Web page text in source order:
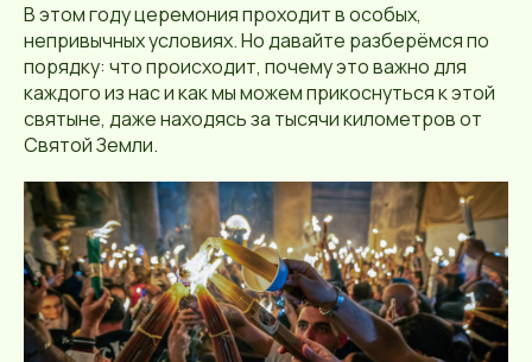
В этом году церемония проходит в особых,
непривычных условиях. Но давайте разберёмся по
порядку: что происходит, почему это важно для
каждого из нас и как мы можем прикоснуться к этой
святыне, даже находясь за тысячи километров от
Святой Земли.